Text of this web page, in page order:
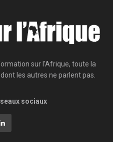
sur l'Afrique, toute la
les autres ne parlent pas.
sociaux